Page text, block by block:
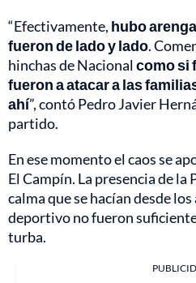
“Efectivamente, hubo
fueron de lado y lado.
hinchas de Nacionalcomo si
fueron a atacar a las
ahí”, contó Pedro Javier
partido.
En ese momento el caos se
El Campín. La presencia de la
calma que se hacían desde
deportivo no fueron
turba.